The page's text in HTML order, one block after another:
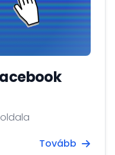
Tovább